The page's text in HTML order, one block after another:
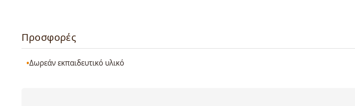
Προσφορές
Δωρεάν εκπαιδευτικό υλικό